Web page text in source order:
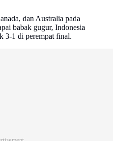
dan Australia pada
babak gugur, Indonesia
3-1 di perempat final.